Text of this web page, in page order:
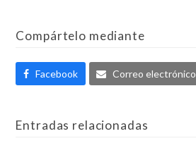
Compártelo mediante
Facebook Correo electrónico
Entradas relacionadas